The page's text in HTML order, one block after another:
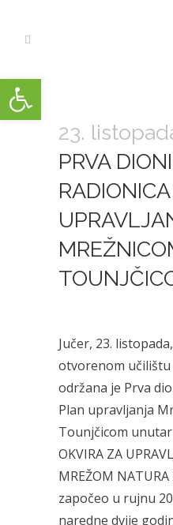
23.
PRVA
Jučer, 23.
otvorenom učilištu
održana je Prva
Plan upravljanja
Tounjčicom unutar
OKVIRA ZA
MREŽOM
započeo u rujnu
naredne dvije
Open toolbar